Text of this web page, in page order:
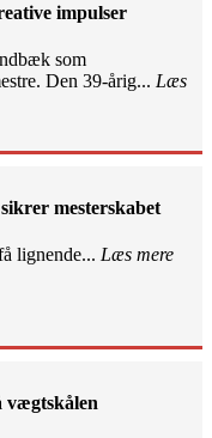
impulser
som
Den 39-årig... Læs
mesterskabet
lignende... Læs mere
vægtskålen